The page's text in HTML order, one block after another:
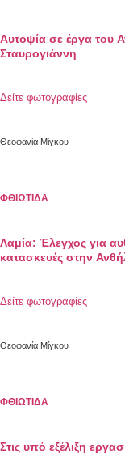
Αυτοψία σε έργα του
Σταυρογιάννη
Δείτε φωτογραφίες
Θεοφανία Μίγκου
ΦΘΙΩΤΙΔΑ
Λαμία: Έλεγχος για
κατασκευές στην
Δείτε φωτογραφίες
Θεοφανία Μίγκου
ΦΘΙΩΤΙΔΑ
Στις υπό εξέλιξη